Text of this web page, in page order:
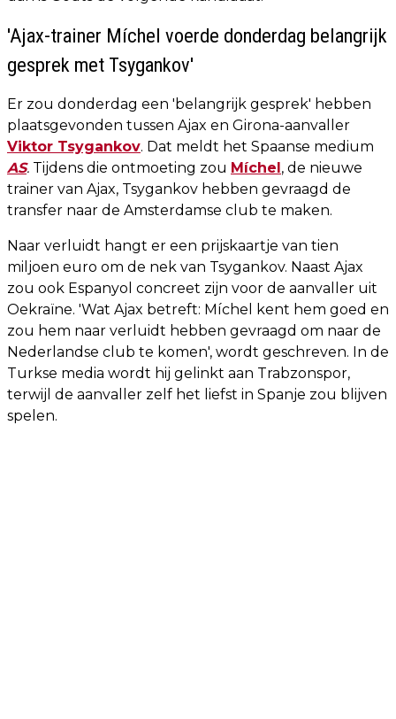
'Ajax-trainer Míchel voerde donderdag belangrijk
gesprek met Tsygankov'
Er zou donderdag een 'belangrijk gesprek' hebben
plaatsgevonden tussen Ajax en Girona-aanvaller
Viktor Tsygankov. Dat meldt het Spaanse medium
AS. Tijdens die ontmoeting zou Míchel, de nieuwe
trainer van Ajax, Tsygankov hebben gevraagd de
transfer naar de Amsterdamse club te maken.
Naar verluidt hangt er een prijskaartje van tien
miljoen euro om de nek van Tsygankov. Naast Ajax
zou ook Espanyol concreet zijn voor de aanvaller uit
Oekraïne. 'Wat Ajax betreft: Míchel kent hem goed en
zou hem naar verluidt hebben gevraagd om naar de
Nederlandse club te komen', wordt geschreven. In de
Turkse media wordt hij gelinkt aan Trabzonspor,
terwijl de aanvaller zelf het liefst in Spanje zou blijven
spelen.